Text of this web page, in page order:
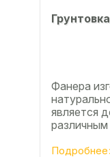
Фанера
является